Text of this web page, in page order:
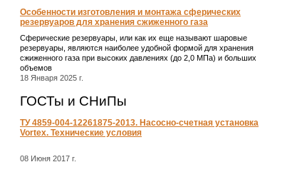
Особенности изготовления и монтажа сферических
резервуаров для хранения сжиженного газа
Сферические резервуары, или как их еще называют шаровые
резервуары, являются наиболее удобной формой для хранения
сжиженного газа при высоких давлениях (до 2,0 МПа) и больших
объемов
18 Января 2025 г.
ГОСТы и СНиПы
ТУ 4859-004-12261875-2013. Насосно-счетная установка
Vortex. Технические условия
08 Июня 2017 г.